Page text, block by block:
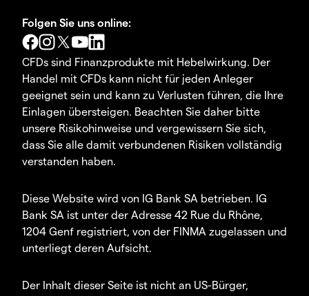
Folgen Sie uns online:
CFDs sind Finanzprodukte mit Hebelwirkung. Der
Handel mit CFDs kann nicht für jeden Anleger
geeignet sein und kann zu Verlusten führen, die Ihre
Einlagen übersteigen. Beachten Sie daher bitte
unsere Risikohinweise und vergewissern Sie sich,
dass Sie alle damit verbundenen Risiken vollständig
verstanden haben.
Diese Website wird von IG Bank SA betrieben. IG
Bank SA ist unter der Adresse 42 Rue du Rhône,
1204 Genf registriert, von der FINMA zugelassen und
unterliegt deren Aufsicht.
Der Inhalt dieser Seite ist nicht an US-Bürger,